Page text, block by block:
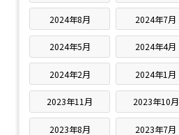
2024年8月 2024年7月
2024年5月 2024年4月
2024年2月 2024年1月
2023年11月 2023年10月
2023年8月 2023年7月